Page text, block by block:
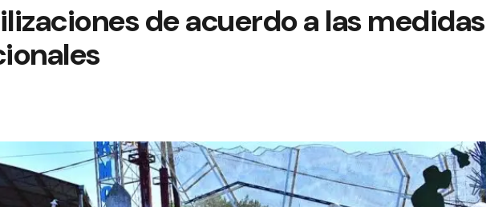
de acuerdo a las medidas